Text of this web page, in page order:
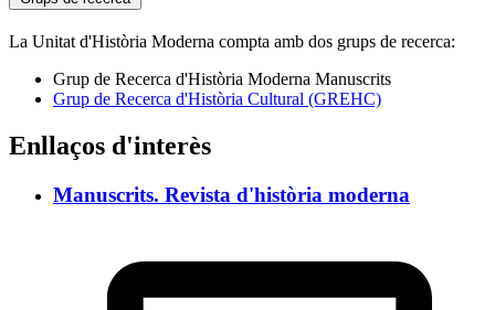
La Unitat d'Història Moderna compta amb dos grups de recerca:
Grup de Recerca d'Història Moderna Manuscrits
Grup de Recerca d'Història Cultural (GREHC)
Enllaços d'interès
Manuscrits. Revista d'història moderna